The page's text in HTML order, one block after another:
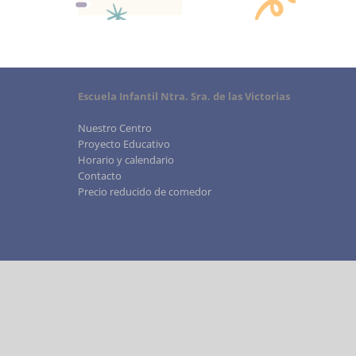
Escuela Infantil Ntra. Sra. de las Victorias
Nuestro Centro
Proyecto Educativo
Horario y calendario
Contacto
Precio reducido de comedor